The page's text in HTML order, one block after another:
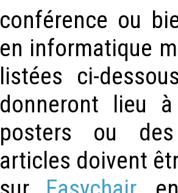
conférence ou
en informatique
listées ci-
donneront lieu
posters ou
articles doivent